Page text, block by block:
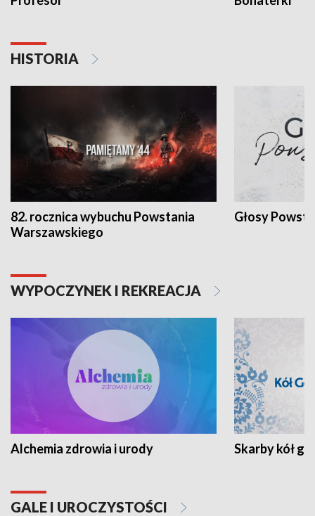
HISTORIA
82. rocznica wybuchu Powstania
Warszawskiego
Głosy
WYPOCZYNEK I REKREACJA
Alchemia zdrowia i urody Skarby kół
GALE I UROCZYSTOŚCI